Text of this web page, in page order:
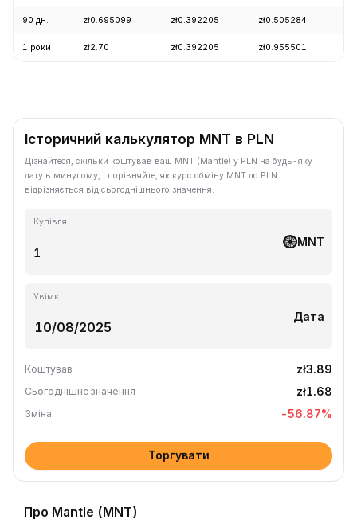
90 дн. zł0.695099 zł0.392205 zł0.505284
1 роки zł2.70 zł0.392205 zł0.955501
Історичний калькулятор MNT в PLN
Дізнайтеся, скільки коштував ваш MNT (Mantle) у PLN на будь-яку
дату в минулому, і порівняйте, як курс обміну MNT до PLN
відрізняється від сьогоднішнього значення.
Купівля
MNT
Увімк.
Дата
Коштував zł3.89
Сьогоднішнє значення zł1.68
Зміна -56.87%
Торгувати
Про Mantle (MNT)